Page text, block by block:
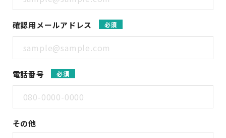
確認用メールアドレス 必須
電話番号 必須
その他